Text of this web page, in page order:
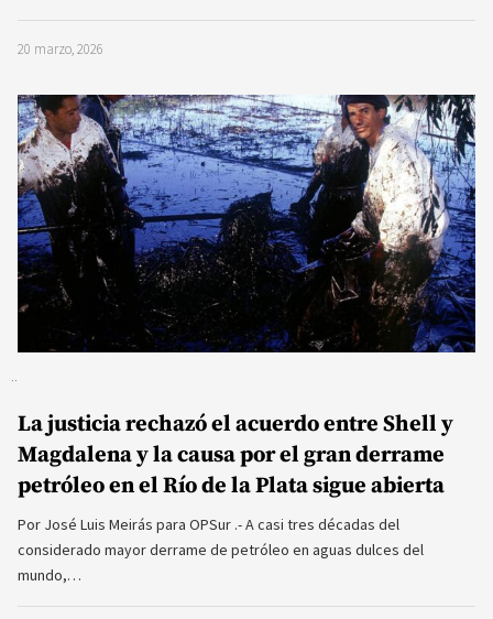
20 marzo, 2026
La justicia rechazó el acuerdo entre Shell y
Magdalena y la causa por el gran derrame
petróleo en el Río de la Plata sigue abierta
Por José Luis Meirás para OPSur .- A casi tres décadas del
considerado mayor derrame de petróleo en aguas dulces del
mundo,…